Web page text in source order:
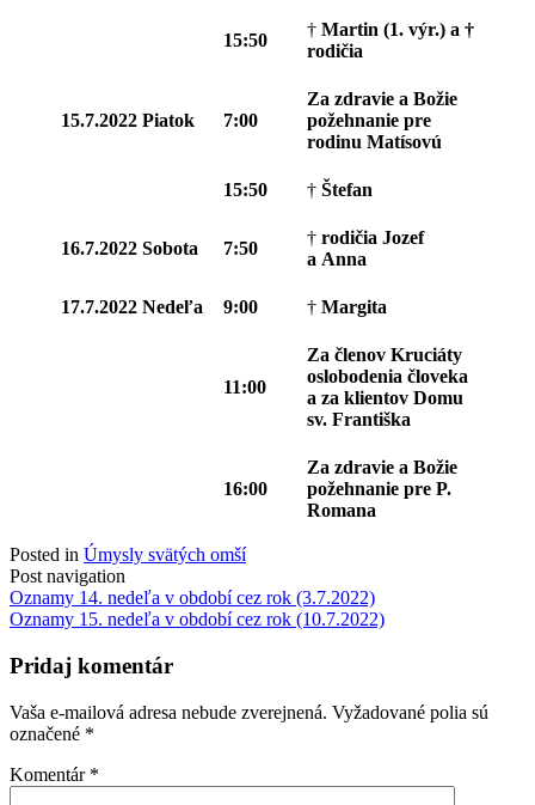
15:50
† Martin (1. výr.) a †
rodičia
15.7.2022 Piatok 7:00
Za zdravie a Božie
požehnanie pre
rodinu Matísovú
15:50 † Štefan
16.7.2022 Sobota 7:50
† rodičia Jozef
a Anna
17.7.2022 Nedeľa 9:00 † Margita
11:00
Za členov Kruciáty
oslobodenia človeka
a za klientov Domu
sv. Františka
16:00
Za zdravie a Božie
požehnanie pre P.
Romana
Posted in Úmysly svätých omší
Post navigation
Oznamy 14. nedeľa v období cez rok (3.7.2022)
Oznamy 15. nedeľa v období cez rok (10.7.2022)
Pridaj komentár
Vaša e-mailová adresa nebude zverejnená. Vyžadované polia sú
označené *
Komentár *